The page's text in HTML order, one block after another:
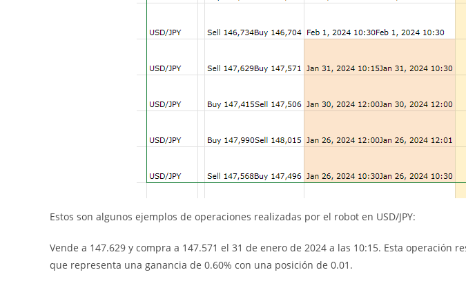
Estos son algunos ejemplos de operaciones realizadas por el robot en USD/JPY:
Vende a 147.629 y compra a 147.571 el 31 de enero de 2024 a las 10:15. Esta operación
que representa una ganancia de 0.60% con una posición de 0.01.